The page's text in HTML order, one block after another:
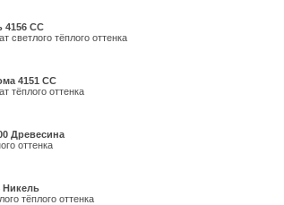
4156 СС
светлого тёплого оттенка
4151 СС
тёплого оттенка
Древесина
оттенка
Никель
тёплого оттенка